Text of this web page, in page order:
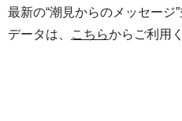
最新の“潮見からのメッセージ
データは、
こちらからご利用